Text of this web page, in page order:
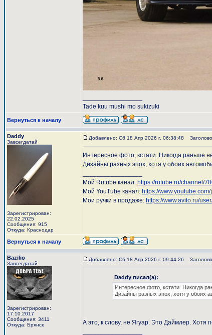
Tade kuu mushi mo sukizuki
Вернуться к началу
Daddy
Завсегдатай
Зарегистрирован:
22.02.2025
Сообщения: 915
Откуда: Краснодар
Добавлено: Сб 18 Апр 2026 г. 06:38:48
Интересное фото, кстати. Никогда раньше
Дизайны разных эпох, хотя у обоих
Мой Rutube канал: https://rutube.ru/channel/
Мой YouTube канал: https://
Мои ручки в продаже: https://www.avito.ru/
Вернуться к началу
Bazilio
Завсегдатай
Зарегистрирован:
17.10.2017
Сообщения: 3411
Откуда: Брянск
Добавлено: Сб 18 Апр 2026 г. 09:44:26
Daddy писал(а):
Интересное фото, кстати. Никогда
Дизайны разных эпох, хотя у обоих
А это, к слову, не Ягуар. Это Даймлер. Хотя